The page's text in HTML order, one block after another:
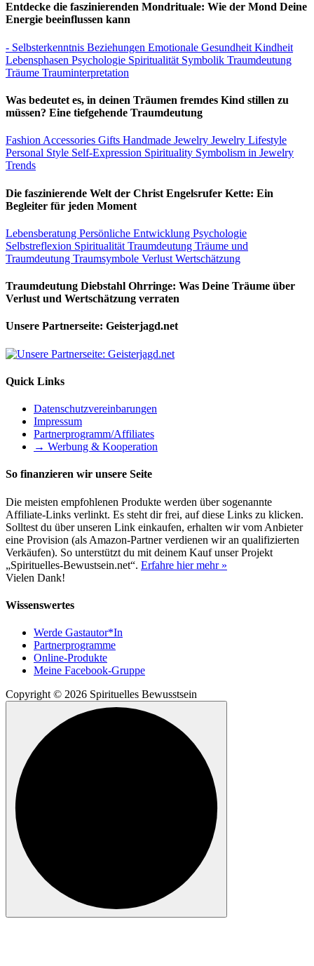
Entdecke die faszinierenden Mondrituale: Wie der Mond Deine
Energie beeinflussen kann
- Selbsterkenntnis Beziehungen Emotionale Gesundheit Kindheit
Lebensphasen Psychologie Spiritualität Symbolik Traumdeutung
Träume Trauminterpretation
Was bedeutet es, in deinen Träumen fremdes Kind stillen zu
müssen? Eine tiefgehende Traumdeutung
Fashion Accessories Gifts Handmade Jewelry Jewelry Lifestyle
Personal Style Self-Expression Spirituality Symbolism in Jewelry
Trends
Die faszinierende Welt der Christ Engelsrufer Kette: Ein
Begleiter für jeden Moment
Lebensberatung Persönliche Entwicklung Psychologie
Selbstreflexion Spiritualität Traumdeutung Träume und
Traumdeutung Traumsymbole Verlust Wertschätzung
Traumdeutung Diebstahl Ohrringe: Was Deine Träume über
Verlust und Wertschätzung verraten
Unsere Partnerseite: Geisterjagd.net
Quick Links
Datenschutzvereinbarungen
Impressum
Partnerprogramm/Affiliates
→ Werbung & Kooperation
So finanzieren wir unsere Seite
Die meisten empfohlenen Produkte werden über sogenannte
Affiliate-Links verlinkt. Es steht dir frei, auf diese Links zu klicken.
Solltest du über unseren Link einkaufen, erhalten wir vom Anbieter
eine Provision (als Amazon-Partner verdienen wir an qualifizierten
Verkäufen). So unterstützt du mit deinem Kauf unser Projekt
„Spirituelles-Bewustsein.net“. Erfahre hier mehr »
Vielen Dank!
Wissenswertes
Werde Gastautor*In
Partnerprogramme
Online-Produkte
Meine Facebook-Gruppe
Copyright © 2026 Spirituelles Bewusstsein